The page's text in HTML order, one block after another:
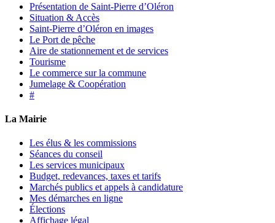
Présentation de Saint-Pierre d’Oléron
Situation & Accès
Saint-Pierre d’Oléron en images
Le Port de pêche
Aire de stationnement et de services
Tourisme
Le commerce sur la commune
Jumelage & Coopération
#
La Mairie
Les élus & les commissions
Séances du conseil
Les services municipaux
Budget, redevances, taxes et tarifs
Marchés publics et appels à candidature
Mes démarches en ligne
Élections
Affichage légal